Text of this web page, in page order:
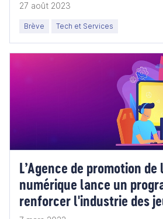
27 août 2023
Brève Tech et Services
L’Agence de promotion
numérique lance un
renforcer l'industrie des